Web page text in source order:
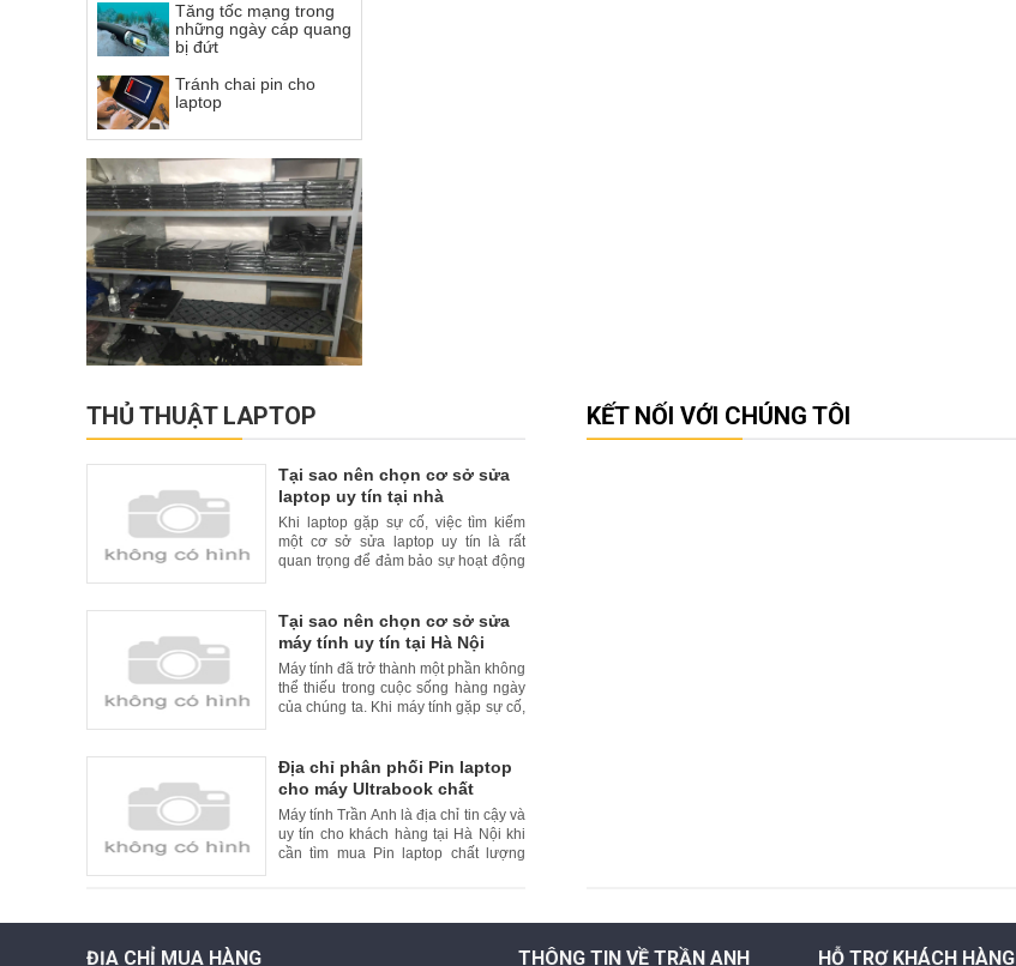
Tăng tốc mạng trong
những ngày cáp quang
bị đứt
Tránh chai pin cho
laptop
THỦ THUẬT LAPTOP
Tại sao nên chọn cơ sở sửa
laptop uy tín tại nhà
Khi laptop gặp sự cố, việc tìm kiếm
một cơ sở sửa laptop uy tín là rất
quan trọng để đảm bảo sự hoạt động
tiện lợi cho khách hàng, nhiều cơ sở
sửa laptop uy tín đã cung cấp dịch vụ
sửa chữa tại nhà. Trong bài viết này,
chúng
Tại sao nên chọn cơ sở sửa
máy tính uy tín tại Hà Nội
Máy tính đã trở thành một phần không
thể thiếu trong cuộc sống hàng ngày
của chúng ta. Khi máy tính gặp sự cố,
nhiều cơ sở sửa máy tính uy tín và
chất lượng. Trong bài viết này, chúng
tôi xin giới thiệu lý do nên chọn cơ
Địa chỉ phân phối Pin laptop
cho máy Ultrabook chất
lượng cao và uy tín tại Hà Nội
Máy tính Trần Anh là địa chỉ tin cậy và
uy tín cho khách hàng tại Hà Nội khi
cần tìm mua Pin laptop chất lượng
khách hàng những sản phẩm Pin
KẾT NỐI VỚI CHÚNG TÔI
ĐỊA CHỈ MUA HÀNG THÔNG TIN VỀ TRẦN ANH HỖ TRỢ KHÁCH HÀNG